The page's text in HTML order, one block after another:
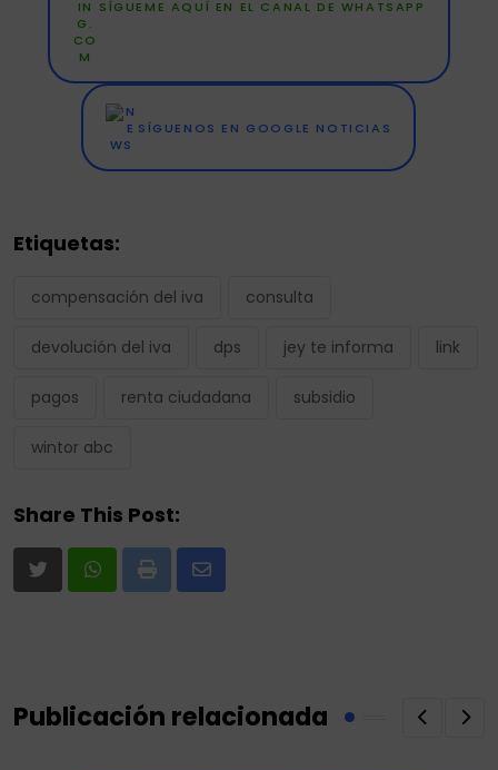
SÍGUEME AQUÍ EN EL CANAL DE WHATSAPP
SÍGUENOS EN GOOGLE NOTICIAS
Etiquetas:
compensación del iva consulta
devolución del iva dps jey te informa link
pagos renta ciudadana subsidio
wintor abc
Share This Post:
Print
Share
Publicación relacionada